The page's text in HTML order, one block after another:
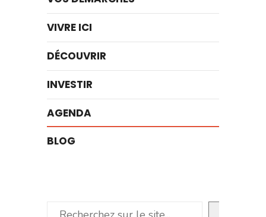
VIVRE ICI
DÉCOUVRIR
INVESTIR
AGENDA
BLOG
Rechercher